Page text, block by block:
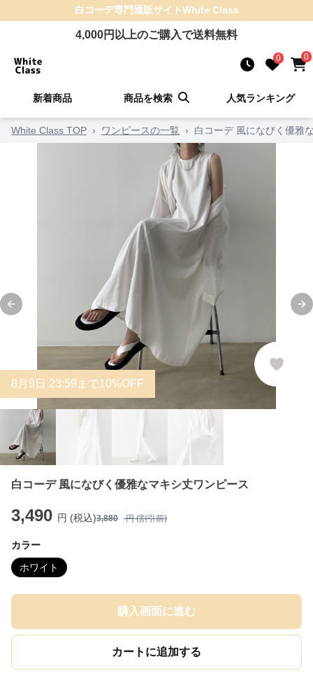
白コーデ専門通販サイトWhite Class
4,000円以上のご購入で送料無料
0 0
新着商品 商品を検索 人気ランキング
White Class TOP › ワンピースの一覧 › 白コーデ 風になびく優雅
Previous slide
8 月 9 日 23:59まで10%OFF
白コーデ 風になびく優雅なマキシ丈ワンピース
3,490 円 (税込)3,880 円 (割引前)
カラー
ホワイト
購入画面に進む
カートに追加する